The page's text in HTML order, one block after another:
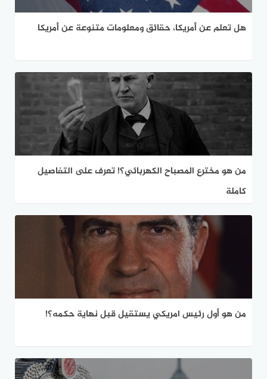
هل تعلم عن أمريكا، حقائق ومعلومات متنوعة عن أمريكا
من هو مخترع المصباح الكهربائي؟! تعرف على التفاصيل
كاملة
من هو أول رئيس امريكي يستقيل قبل نهاية حكمه؟!